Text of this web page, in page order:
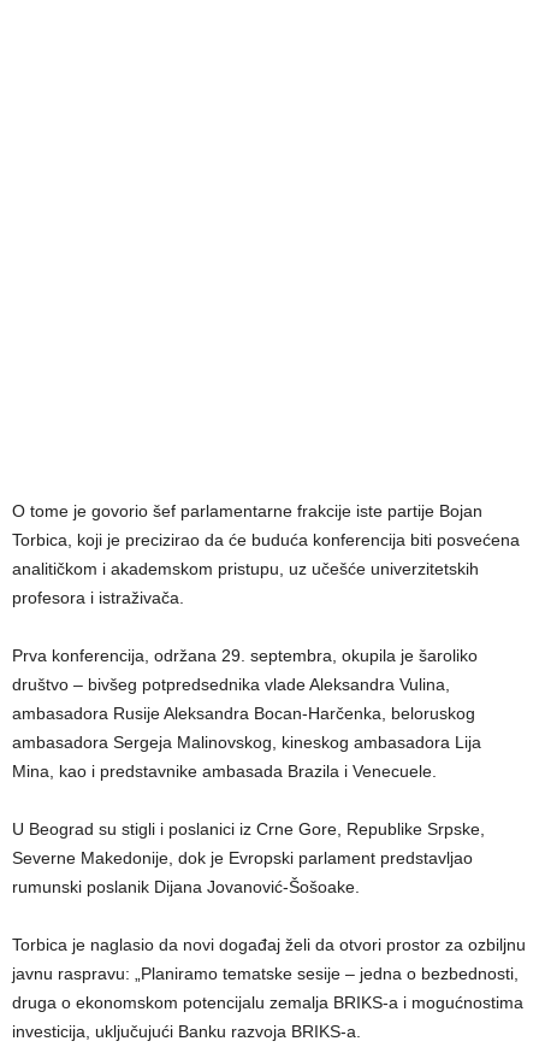
O tome je govorio šef parlamentarne frakcije iste partije Bojan
Torbica, koji je precizirao da će buduća konferencija biti posvećena
analitičkom i akademskom pristupu, uz učešće univerzitetskih
profesora i istraživača.
Prva konferencija, održana 29. septembra, okupila je šaroliko
društvo – bivšeg potpredsednika vlade Aleksandra Vulina,
ambasadora Rusije Aleksandra Bocan-Harčenka, beloruskog
ambasadora Sergeja Malinovskog, kineskog ambasadora Lija
Mina, kao i predstavnike ambasada Brazila i Venecuele.
U Beograd su stigli i poslanici iz Crne Gore, Republike Srpske,
Severne Makedonije, dok je Evropski parlament predstavljao
rumunski poslanik Dijana Jovanović-Šošoake.
Torbica je naglasio da novi događaj želi da otvori prostor za ozbiljnu
javnu raspravu: „Planiramo tematske sesije – jedna o bezbednosti,
druga o ekonomskom potencijalu zemalja BRIKS-a i mogućnostima
investicija, uključujući Banku razvoja BRIKS-a.